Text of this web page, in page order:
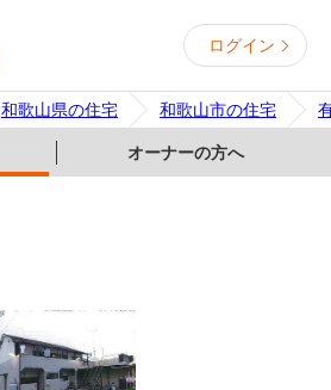
ログイン
和歌山県の住宅 和歌山市の住宅
オーナーの方へ